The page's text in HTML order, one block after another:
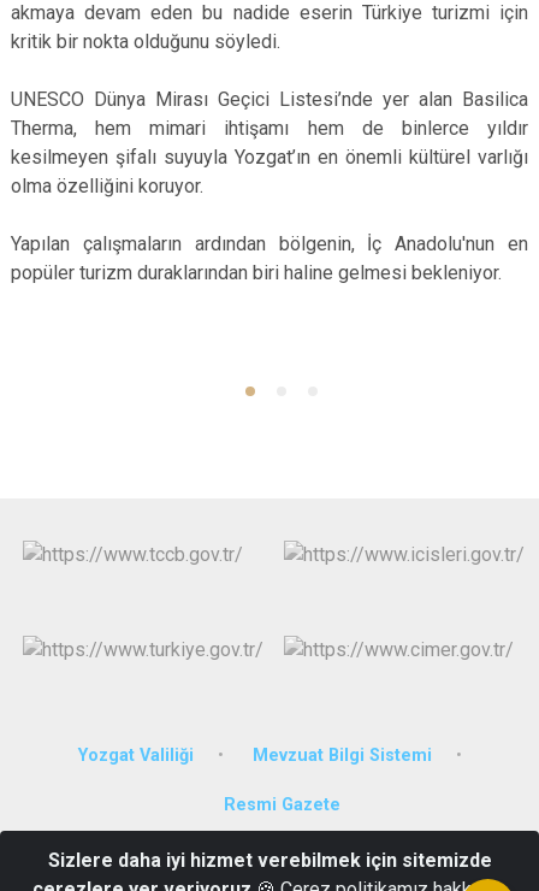
akmaya devam eden bu nadide eserin Türkiye turizmi için
kritik bir nokta olduğunu söyledi.
UNESCO Dünya Mirası Geçici Listesi’nde yer alan Basilica
Therma, hem mimari ihtişamı hem de binlerce yıldır
kesilmeyen şifalı suyuyla Yozgat’ın en önemli kültürel varlığı
olma özelliğini koruyor.
Yapılan çalışmaların ardından bölgenin, İç Anadolu'nun en
popüler turizm duraklarından biri haline gelmesi bekleniyor.
Yozgat Valiliği Mevzuat Bilgi Sistemi
Resmi Gazete
Bahçelievler Mahallesi, 263 Nolu Sokak No:5/2 Sarıkaya YOZGAT
Sizlere daha iyi hizmet verebilmek için sitemizde